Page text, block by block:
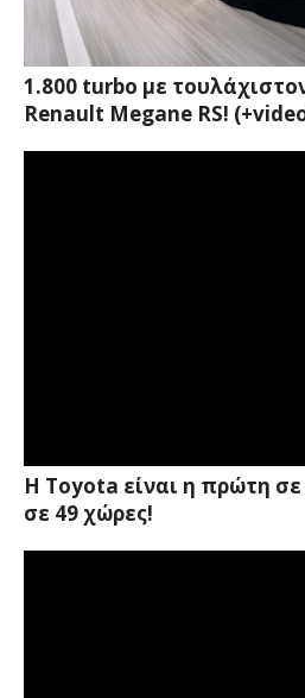
1.800 turbo με
Renault Megane RS!
Η Toyota είναι η πρώτη
σε 49 χώρες!